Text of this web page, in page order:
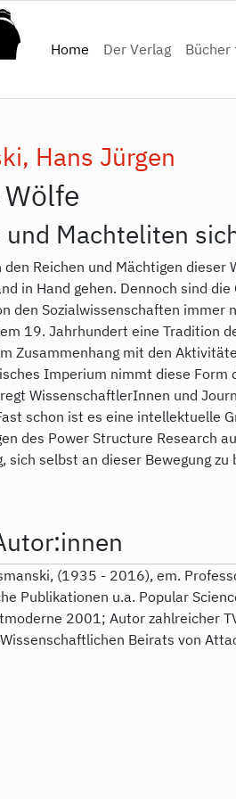
Home(current)
Der Verlag Bücher
Hans Jürgen
und Machteliten
Reichen und Mächtigen dieser
in Hand gehen. Dennoch sind
den Sozialwissenschaften
19. Jahrhundert eine Tradition
Zusammenhang mit den
Imperium nimmt diese
WissenschaftlerInnen und
schon ist es eine intellektuelle
des Power Structure Research
sich selbst an dieser Bewegung zu
(1935 - 2016), em.
Publikationen u.a. Popular
2001; Autor zahlreicher
Beirats von